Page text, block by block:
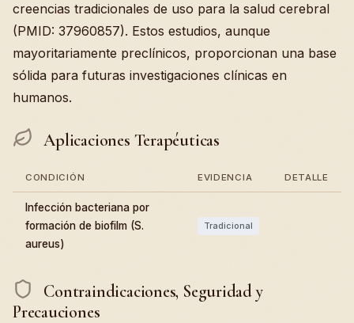
creencias tradicionales de uso para la salud cerebral
(PMID: 37960857). Estos estudios, aunque
mayoritariamente preclínicos, proporcionan una base
sólida para futuras investigaciones clínicas en
humanos.
Aplicaciones Terapéuticas
CONDICIÓN EVIDENCIA DETALLE
Infección bacteriana por
formación de biofilm (S.
aureus)
Tradicional
Contraindicaciones, Seguridad y
Precauciones